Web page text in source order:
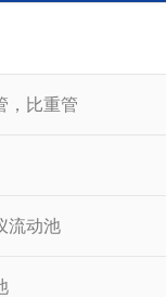
，比重管
流动池